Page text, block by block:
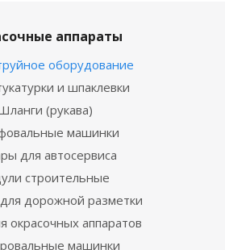
аппараты
оборудование
и шпаклевки
(рукава)
машинки
для автосервиса
строительные
дорожной разметки
окрасочных аппаратов
машинки